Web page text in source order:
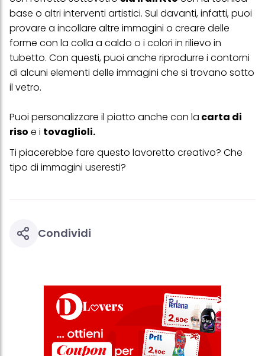
base o altri interventi artistici. Sul davanti, infatti, puoi
provare a incollare altre immagini o creare delle
forme con la colla a caldo o i colori in rilievo in
tubetto. Con questi, puoi anche riprodurre i contorni
di alcuni elementi delle immagini che si trovano sotto
il vetro.
Puoi personalizzare il piatto anche con la carta di
riso e i tovaglioli.
Ti piacerebbe fare questo lavoretto creativo? Che
tipo di immagini useresti?
Condividi
trattamento dei tuoi dati / sull'uso dei cookie e consentirli per uno o
più degli scopi sopra menzionati. Cliccando su "Accetta tutto",
acconsenti all'uso dei cookie e al trattamento dei tuoi dati
personali per tutte le finalità sopra indicate. Se fai clic su "Rifiuta",
verranno utilizzati solo i cookie tecnicamente necessari per fornirti